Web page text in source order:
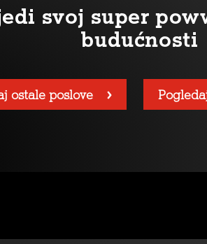
svoj super
budućnosti
ostale poslove